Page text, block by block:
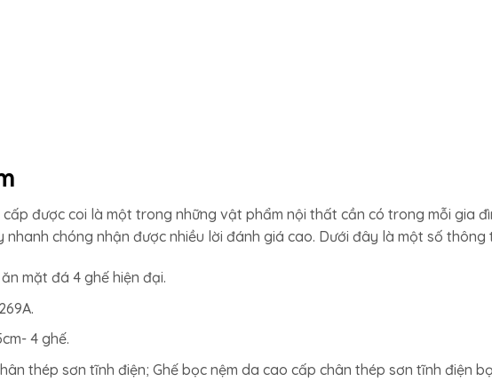
được coi là một trong những vật phẩm nội thất cần có trong mỗi gia
nhanh chóng nhận được nhiều lời đánh giá cao. Dưới đây là một số thông
mặt đá 4 ghế hiện đại.
4 ghế.
thép sơn tĩnh điện; Ghế bọc nệm da cao cấp chân thép sơn tĩnh điện